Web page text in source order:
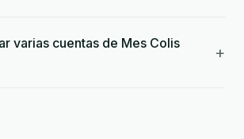
varias cuentas de Mes Colis
+